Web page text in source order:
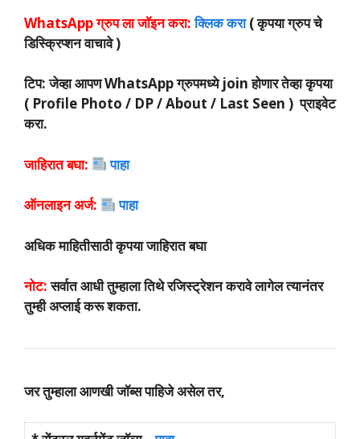
WhatsApp ग्रुप ला जॉइन करा: क्लिक करा( कृपया ग्रुप चे
डिस्क्रिप्शन वाचावे )
टिप: जेव्हा आपण WhatsApp ग्रुपमध्ये join होणार तेव्हा कृपया
( Profile Photo / DP / About / Last Seen ) प्राइवेट
करा.
जाहिरात बघा: पाहा
ऑनलाइन अर्ज: पाहा
अधिक माहितीसाठी कृपया जाहिरात बघा
नोट:सर्वात आधी तुम्हाला तिथे रजिस्ट्रेशन करावे लागेल त्यानंतर
तुम्ही अप्लाई करू शकता.
जर तुम्हाला आणखी जॉब्स पाहिजे असेल तर,